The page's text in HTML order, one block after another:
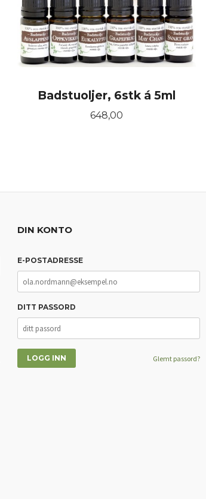
Badstuoljer, 6stk á 5ml
Pris
648,00
DIN KONTO
E-POSTADRESSE
DITT PASSORD
Glemt passord?